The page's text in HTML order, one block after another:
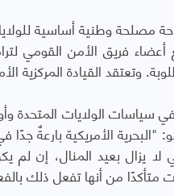
مصلحة وطنية أساسية
فريق الأمن القومي
وتعتقد القيادة المركزية
سياسات الولايات المتحدة
"البحرية الأمريكية بارعةٌ
لا يزال بعيد المنال،
متأكدًا من أنها تفعل ذلك